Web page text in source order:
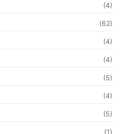
(4)
(62)
(4)
(4)
(5)
(4)
(5)
(1)